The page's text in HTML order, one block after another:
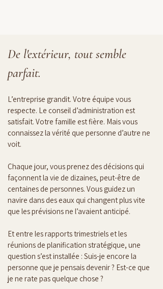
De l'extérieur, tout semble
parfait.
L’entreprise grandit. Votre équipe vous
respecte. Le conseil d’administration est
satisfait. Votre famille est fière. Mais vous
connaissez la vérité que personne d’autre ne
voit.
Chaque jour, vous prenez des décisions qui
façonnent la vie de dizaines, peut-être de
centaines de personnes. Vous guidez un
navire dans des eaux qui changent plus vite
que les prévisions ne l’avaient anticipé.
Et entre les rapports trimestriels et les
réunions de planification stratégique, une
question s’est installée : Suis-je encore la
personne que je pensais devenir ? Est-ce que
je ne rate pas quelque chose ?